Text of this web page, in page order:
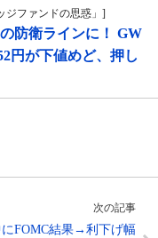
ジファンドの思惑」]
防衛ラインに！ GW
円が下値めど、押し
次の記事
FOMC結果→利下げ幅